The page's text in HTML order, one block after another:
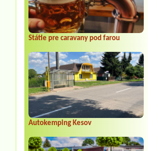
Státie pre caravany pod farou
Autokemping Kesov